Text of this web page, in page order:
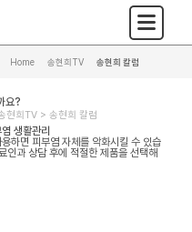
Home 송현희TV 송현희 칼럼
요?
현희TV >송현희 칼럼
생활관리
하면 피부염 자체를 악화시킬 수 있습
인과 상담 후에 적절한 제품을 선택해